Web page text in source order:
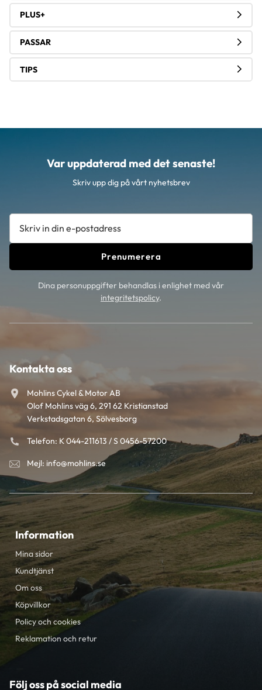
PLUS+
PASSAR
TIPS
Var uppdaterad med det senaste!
Skriv upp dig på vårt nyhetsbrev
Prenumerera
Dina personuppgifter behandlas i enlighet med vår
integritetspolicy.
Kontakta oss
Mohlins Cykel & Motor AB
Olof Mohlins väg 6, 291 62 Kristianstad
Verkstadsgatan 6, Sölvesborg
Telefon: K 044-211613 / S 0456-57200
Mejl: info@mohlins.se
Information
Mina sidor
Kundtjänst
Om oss
Köpvillkor
Policy och cookies
Reklamation och retur
Följ oss på social media